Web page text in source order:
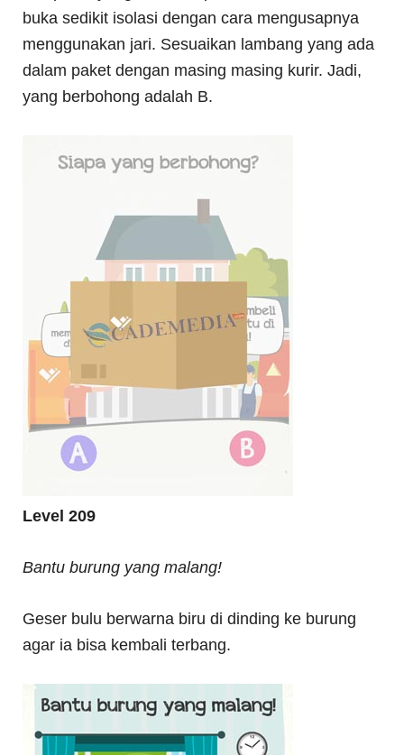
buka sedikit isolasi dengan cara mengusapnya
menggunakan jari. Sesuaikan lambang yang ada
dalam paket dengan masing masing kurir. Jadi,
yang berbohong adalah B.
Level 209
Bantu burung yang malang!
Geser bulu berwarna biru di dinding ke burung
agar ia bisa kembali terbang.